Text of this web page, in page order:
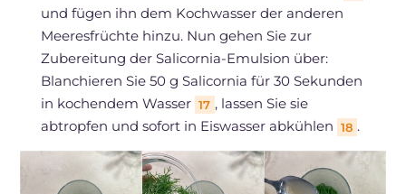
und fügen ihn dem Kochwasser der anderen
Meeresfrüchte hinzu. Nun gehen Sie zur
Zubereitung der Salicornia-Emulsion über:
Blanchieren Sie 50 g Salicornia für 30 Sekunden
in kochendem Wasser 17 , lassen Sie sie
abtropfen und sofort in Eiswasser abkühlen 18 .